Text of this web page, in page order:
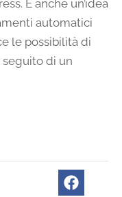
È anche un’idea
automatici
le possibilità di
di un